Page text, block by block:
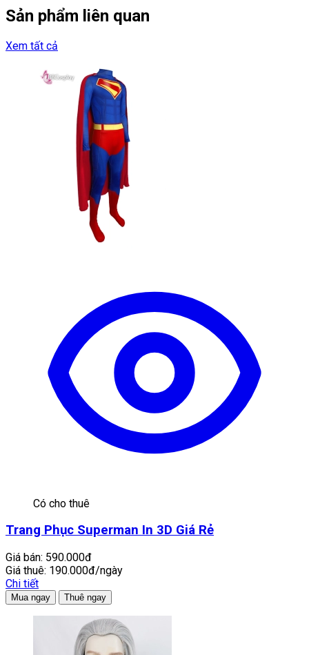
Sản phẩm liên quan
Xem tất cả
Có cho thuê
Trang Phục Superman In 3D Giá Rẻ
Giá bán: 590.000đ
Giá thuê: 190.000đ/ngày
Chi tiết
Mua ngay Thuê ngay